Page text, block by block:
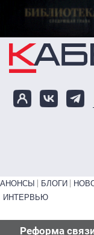
Перейти к
Primary links bottom
АНОНСЫ БЛОГИ
ИНТЕРВЬЮ
Реформа